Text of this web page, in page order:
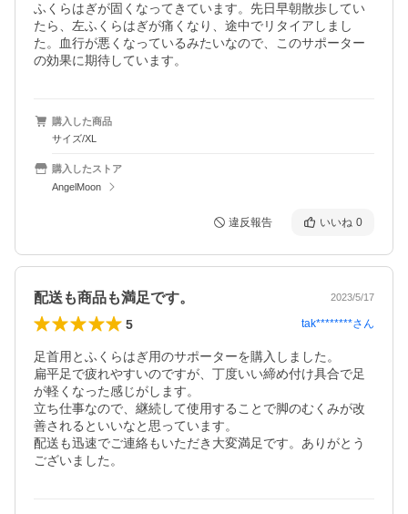
ふくらはぎが固くなってきています。先日早朝散歩してい
たら、左ふくらはぎが痛くなり、途中でリタイアしまし
た。血行が悪くなっているみたいなので、このサポーター
の効果に期待しています。
購入した商品
サイズ/XL
購入したストア
AngelMoon
違反報告 いいね 0
配送も商品も満足です。 2023/5/17
5 tak********さん
足首用とふくらはぎ用のサポーターを購入しました。
扁平足で疲れやすいのですが、丁度いい締め付け具合で足
が軽くなった感じがします。
立ち仕事なので、継続して使用することで脚のむくみが改
善されるといいなと思っています。
配送も迅速でご連絡もいただき大変満足です。ありがとう
ございました。